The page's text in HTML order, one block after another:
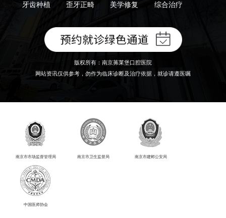
牙齿种植 歪牙正畸 美学修复 综合治疗
版权所有：南京茀莱堡口腔医院
网站资讯仅供参考，勿作为临床诊断及治疗依据，就诊请遵医嘱
南京市市场监督管理局 南京市卫生监督局 南京市建邺公安局
中国医师协会